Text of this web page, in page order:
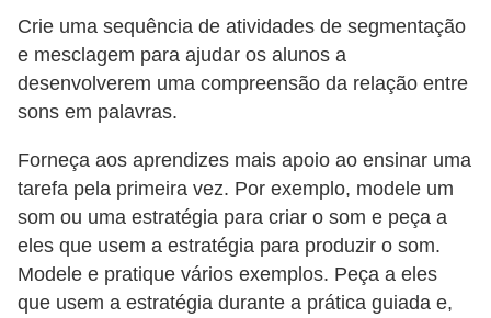
Crie uma sequência de atividades de segmentação
e mesclagem para ajudar os alunos a
desenvolverem uma compreensão da relação entre
sons em palavras.
Forneça aos aprendizes mais apoio ao ensinar uma
tarefa pela primeira vez. Por exemplo, modele um
som ou uma estratégia para criar o som e peça a
eles que usem a estratégia para produzir o som.
Modele e pratique vários exemplos. Peça a eles
que usem a estratégia durante a prática guiada e,